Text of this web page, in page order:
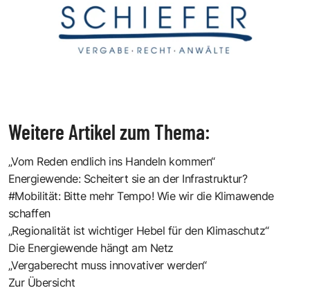
Weitere Artikel zum Thema:
„Vom Reden endlich ins Handeln kommen“
Energiewende: Scheitert sie an der Infrastruktur?
#Mobilität: Bitte mehr Tempo! Wie wir die Klimawende
schaffen
„Regionalität ist wichtiger Hebel für den Klimaschutz“
Die Energiewende hängt am Netz
„Vergaberecht muss innovativer werden“
Zur Übersicht